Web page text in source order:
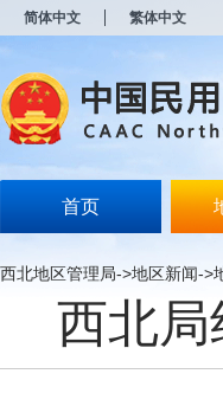
简体中文 繁体中文
首页
西北地区管理局->地区新闻->
西北
开
无
障
说
按
Alt
键